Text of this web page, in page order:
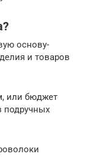
основу-
и товаров
или бюджет
подручных